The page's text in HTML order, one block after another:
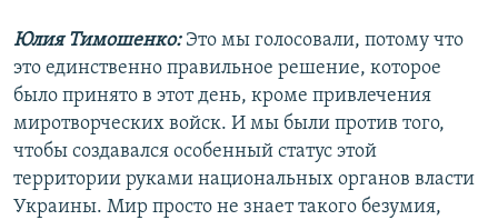
Юлия Тимошенко: Это мы голосовали, потому что
это единственно правильное решение, которое
было принято в этот день, кроме привлечения
миротворческих войск. И мы были против того,
чтобы создавался особенный статус этой
территории руками национальных органов власти
Украины. Мир просто не знает такого безумия,